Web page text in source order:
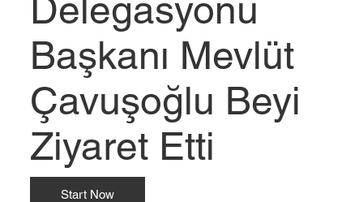
Delegasyonu
Başkanı Mevlüt
Çavuşoğlu Beyi
Ziyaret Etti
Start Now